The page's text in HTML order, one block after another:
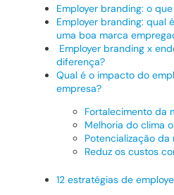
Employer branding: o
Employer branding: qual
uma boa marca
Employer branding x
diferença?
Qual é o impacto do
empresa?
Fortalecimento da
Melhoria do clima
Potencialização
Reduz os custos
12 estratégias de